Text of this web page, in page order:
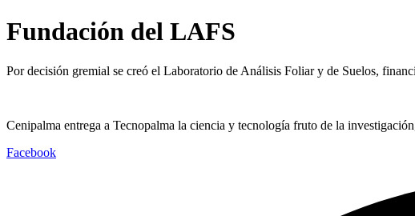
Fundación del LAFS
Por decisión gremial se creó el Laboratorio de Análisis Foliar y de Suelos,
Cenipalma entrega a Tecnopalma la ciencia y tecnología fruto de la
Facebook